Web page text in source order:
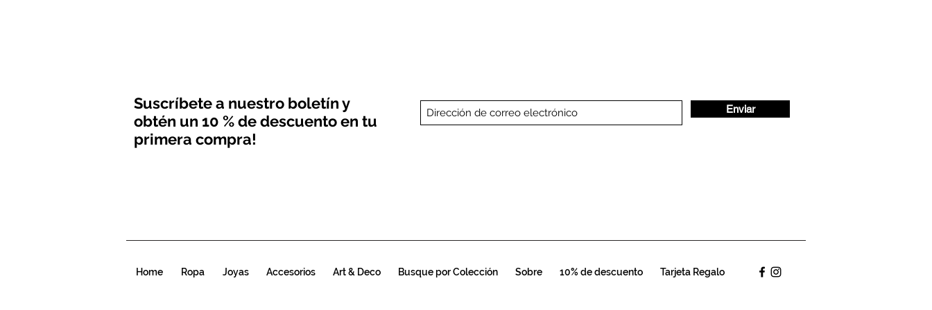
Suscríbete a nuestro boletín y
obtén un 10 % de descuento en tu
primera compra!
Enviar
Home Ropa Joyas Accesorios Art & Deco Busque por Colección Sobre 10% de descuento Tarjeta Regalo